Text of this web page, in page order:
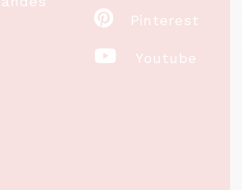
 Pinterest
 Youtube